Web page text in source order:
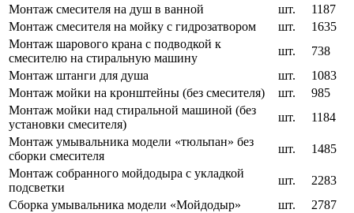
Монтаж смесителя на душ в ванной
шт.
1187
Монтаж смесителя на мойку с гидрозатвором
шт.
1635
Монтаж шарового крана с подводкой к
смесителю на стиральную машину
шт.
738
Монтаж штанги для душа
шт.
1083
Монтаж мойки на кронштейны (без смесителя)
шт.
985
Монтаж мойки над стиральной машиной (без
установки смесителя)
шт.
1184
Монтаж умывальника модели «тюльпан» без
сборки смесителя
шт.
1485
Монтаж собранного мойдодыра с укладкой
подсветки
шт.
2283
Сборка умывальника модели «Мойдодыр»
шт.
2787